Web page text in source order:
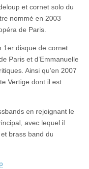
et cornet solo du
nommé en 2003
de Paris.
1er disque de cornet
Paris et d’Emmanuelle
Ainsi qu’en 2007
Vertige dont il est
en rejoignant le
avec lequel il
brass band du